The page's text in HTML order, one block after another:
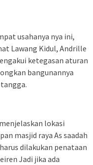
usahanya nya ini,
Lawang Kidul, Andrille
ketegasan aturan
bangunannya
lokasi
masjid raya As saadah
dilakukan penataan
Jadi jika ada